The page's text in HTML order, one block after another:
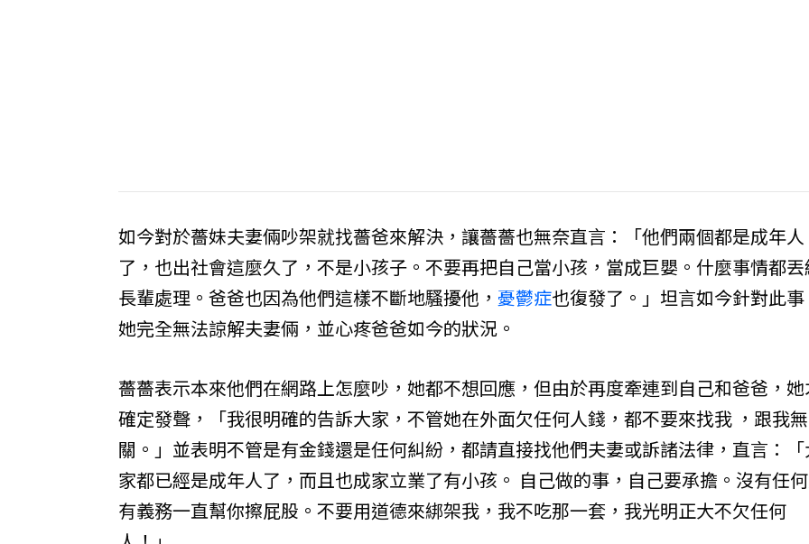
如今對於薔妹夫妻倆吵架就找薔爸來解決，讓薔薔也無奈直言：「他們兩個都是成年人
了，也出社會這麼久了，不是小孩子。不要再把自己當小孩，當成巨嬰。什麼事情都
長輩處理。爸爸也因為他們這樣不斷地騷擾他， 憂鬱症也復發了。」坦言如今針對此
她完全無法諒解夫妻倆，並心疼爸爸如今的狀況。
薔薔表示本來他們在網路上怎麼吵，她都不想回應，但由於再度牽連到自己和爸爸，
確定發聲，「我很明確的告訴大家，不管她在外面欠任何人錢，都不要來找我 ，跟我無
關。」並表明不管是有金錢還是任何糾紛，都請直接找他們夫妻或訴諸法律，直言：
家都已經是成年人了，而且也成家立業了有小孩。 自己做的事，自己要承擔。沒有任
有義務一直幫你擦屁股。不要用道德來綁架我，我不吃那一套，我光明正大不欠任何